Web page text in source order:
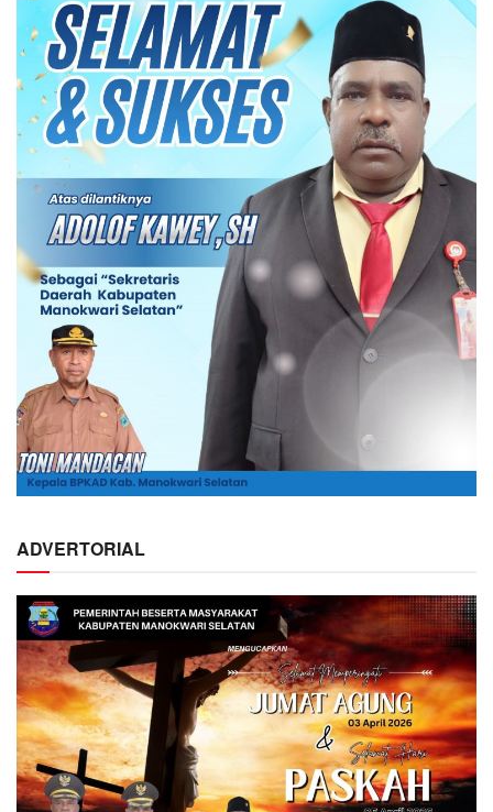
ADVERTORIAL